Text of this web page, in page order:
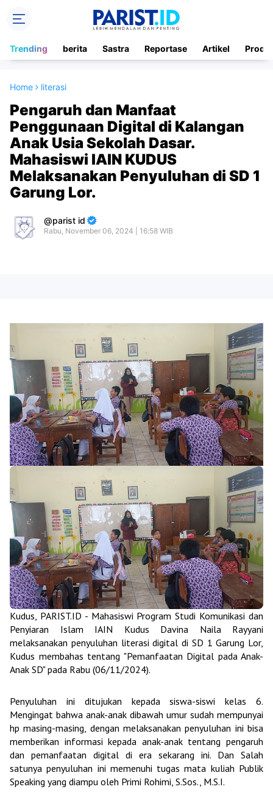
Trending berita Sastra Reportase Artikel
Home literasi
Pengaruh dan Manfaat
Penggunaan Digital di Kalangan
Anak Usia Sekolah Dasar.
Mahasiswi IAIN KUDUS
Melaksanakan Penyuluhan di SD 1
Garung Lor.
parist id
Rabu, November 06, 2024 | 16:58 WIB
Kudus, PARIST.ID - Mahasiswi Program Studi Komunikasi dan
Penyiaran Islam IAIN Kudus Davina Naila Rayyani
melaksanakan penyuluhan literasi digital di SD 1 Garung Lor,
Kudus membahas tentang "Pemanfaatan Digital pada Anak-
Anak SD" pada Rabu (06/11/2024).
Penyuluhan ini ditujukan kepada siswa-siswi kelas 6.
Mengingat bahwa anak-anak dibawah umur sudah mempunyai
hp masing-masing, dengan melaksanakan penyuluhan ini bisa
memberikan informasi kepada anak-anak tentang pengaruh
dan pemanfaatan digital di era sekarang ini. Dan Salah
satunya penyuluhan ini memenuhi tugas mata kuliah Publik
Speaking yang diampu oleh Primi Rohimi, S.Sos., M.S.I.